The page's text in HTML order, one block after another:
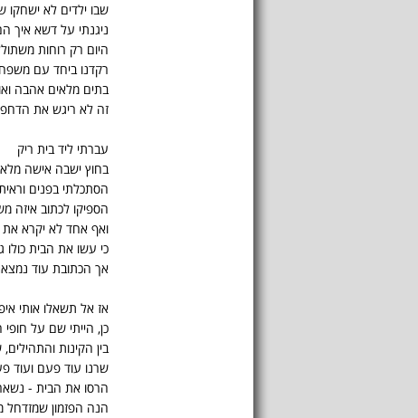
שבו ילדים לא ישחקו
ניגנתי על דשא איך
היום רק רוחות
רקדנו ביחד עם
בתים מלאים אהבה
זה לא ריגש את
עברתי ליד בית ריק
בחוץ ישבה אישה
הסתכלתי בפנים
הספיקו לכתוב איזה
ואף אחד לא יקרא
כי עשו את הבית כולו
אך הכתובת עוד
אז אל תשאלו אותי
כן, הייתי שם על חופי
בין הקינות
שרנו עוד פעם ועוד
הרסו את הבית -
הנה הפזמון שמזדחל